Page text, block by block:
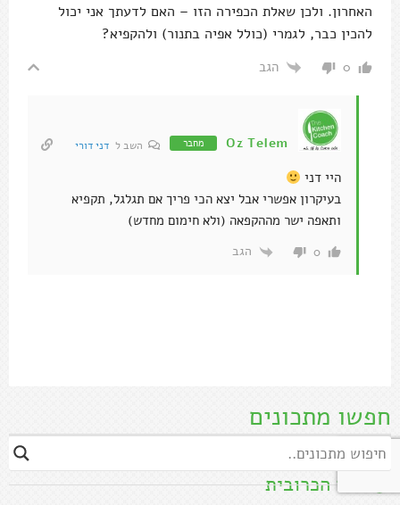
חפשו מתכונים
ספר הכרובית
האחרון. ולכן שאלת הכפירה הזו – האם לדעתך אני יכול
להכין כבר, לגמרי (כולל אפיה בתנור) ולהקפיא?
0 הגב
Oz Telem מחבר השב ל דני דורי
היי דני
בעיקרון אפשרי אבל יצא הכי פריך אם תגלגל, תקפיא
ותאפה ישר מההקפאה (ולא חימום מחדש)
0 הגב